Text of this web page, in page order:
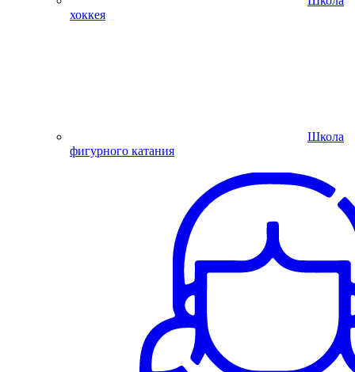
хоккея
Школа
фигурного катания